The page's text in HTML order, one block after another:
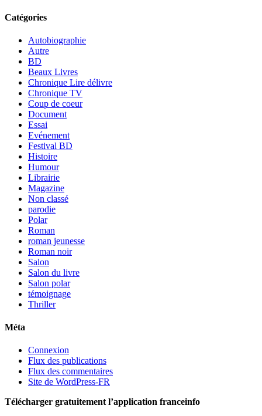
Catégories
Autobiographie
Autre
BD
Beaux Livres
Chronique Lire délivre
Chronique TV
Coup de coeur
Document
Essai
Evénement
Festival BD
Histoire
Humour
Librairie
Magazine
Non classé
parodie
Polar
Roman
roman jeunesse
Roman noir
Salon
Salon du livre
Salon polar
témoignage
Thriller
Méta
Connexion
Flux des publications
Flux des commentaires
Site de WordPress-FR
Télécharger gratuitement l’application franceinfo